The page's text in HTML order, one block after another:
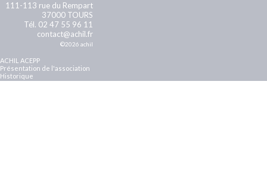
111-113 rue du Rempart
37000 TOURS
Tél. 02 47 55 96 11
contact@achil.fr
©2026 achil
ACHIL ACEPP
Présentation de l'association
Historique
Nos valeurs